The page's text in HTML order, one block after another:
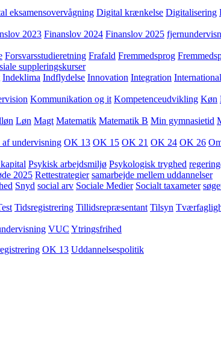
eksamensovervågning Digital krænkelse Digitalisering
2023 Finanslov 2024 Finanslov 2025
Forsvarsstudieretning Frafald Fremmedsprog
suppleringskurser
Indeklima Indflydelse Innovation Integration
Kommunikation og it Kompetenceudvikling Køn
Løn Magt Matematik Matematik B Min gymnasietid
af undervisning OK 13 OK 15 OK 21 OK 24 OK 26
Psykisk arbejdsmiljø Psykologisk tryghed
2025 Rettestrategier samarbejde mellem uddannelser
Snyd social arv Sociale Medier Socialt taxameter
Tidsregistrering Tillidsrepræsentant Tilsyn
VUC Ytringsfrihed
OK 13 Uddannelsespolitik